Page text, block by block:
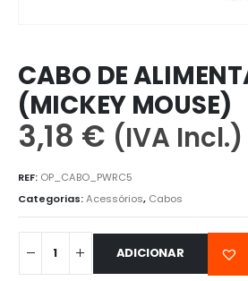
CABO DE
(MICKEY MOUSE)
3,18 € (IVA Incl.)
REF: OP_CABO_PWRC5
Categorias:Acessórios, Cabos
ADICIONAR